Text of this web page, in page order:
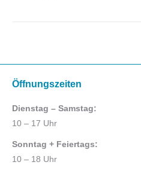
Öffnungszeiten
Dienstag – Samstag:
10 – 17 Uhr
Sonntag + Feiertags:
10 – 18 Uhr